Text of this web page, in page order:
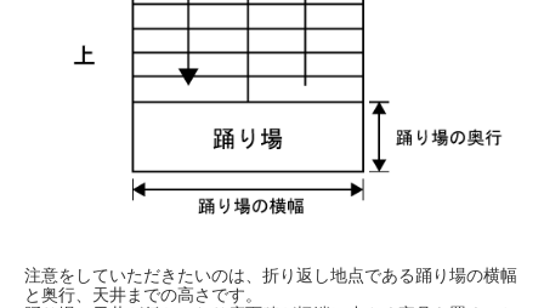
注意をしていただきたいのは、折り返し地点である踊り場の横幅
と奥行、天井までの高さです。